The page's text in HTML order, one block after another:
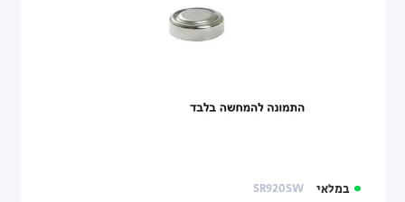
במלאי SR920SW